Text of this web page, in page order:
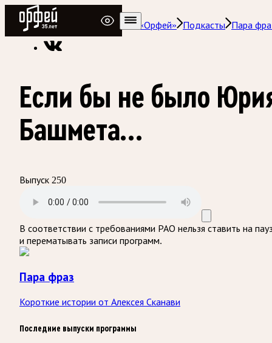
Радио Орфей
Радио классической музыки «Орфей»
Подкасты Пара
Если бы не было
Башмета...
Выпуск 250
В соответствии с требованиями РАО нельзя ставить на
и перематывать записи программ.
Пара фраз
Короткие истории от Алексея Сканави
Последние выпуски программы